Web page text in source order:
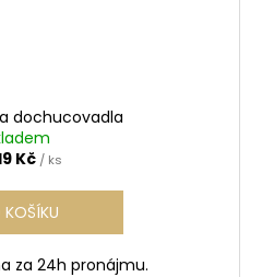
dochucovadla
Kč / ks
za 24h pronájmu.